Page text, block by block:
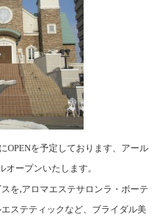
OPENを予定しております、アール
ープンいたします。
を,アロマエステサロンラ・ボーテ
ステティックなど、 ブライダル美